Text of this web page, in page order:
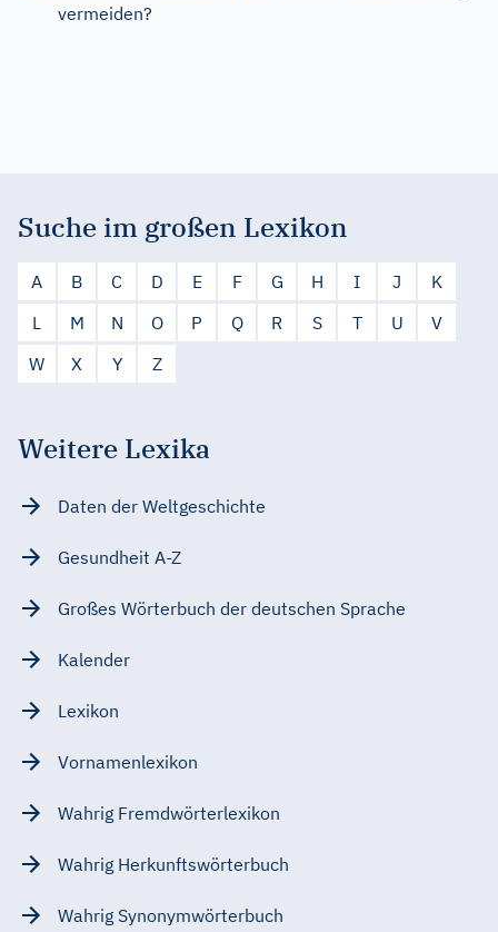
vermeiden?
Suche im großen Lexikon
A B C D E F G H I J
K
L
M N O P Q R S T U
V
W
X Y Z
Weitere Lexika
Daten der Weltgeschichte
Gesundheit A-Z
Großes Wörterbuch der deutschen Sprache
Kalender
Lexikon
Vornamenlexikon
Wahrig Fremdwörterlexikon
Wahrig Herkunftswörterbuch
Wahrig Synonymwörterbuch